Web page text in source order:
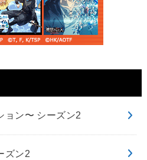
ョン〜 シーズン2
ズン2